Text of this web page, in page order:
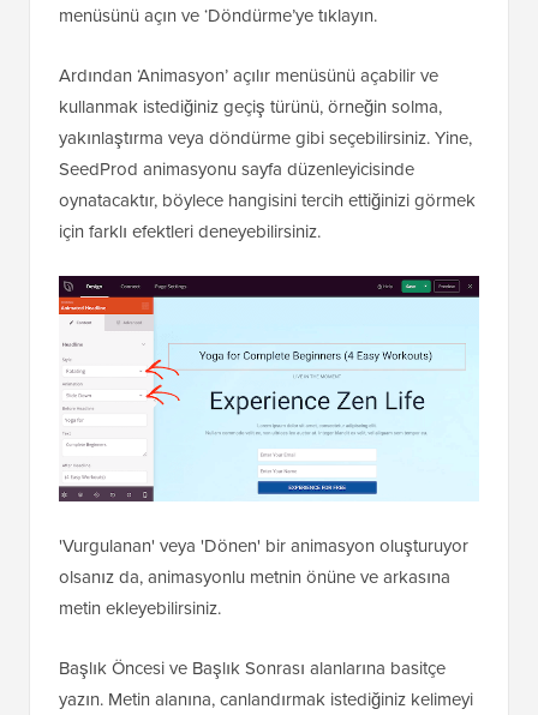
menüsünü açın ve ‘Döndürme’ye tıklayın.
Ardından ‘Animasyon’ açılır menüsünü açabilir ve
kullanmak istediğiniz geçiş türünü, örneğin solma,
yakınlaştırma veya döndürme gibi seçebilirsiniz. Yine,
SeedProd animasyonu sayfa düzenleyicisinde
oynatacaktır, böylece hangisini tercih ettiğinizi görmek
için farklı efektleri deneyebilirsiniz.
'Vurgulanan' veya 'Dönen' bir animasyon oluşturuyor
olsanız da, animasyonlu metnin önüne ve arkasına
metin ekleyebilirsiniz.
Başlık Öncesi ve Başlık Sonrası alanlarına basitçe
yazın. Metin alanına, canlandırmak istediğiniz kelimeyi